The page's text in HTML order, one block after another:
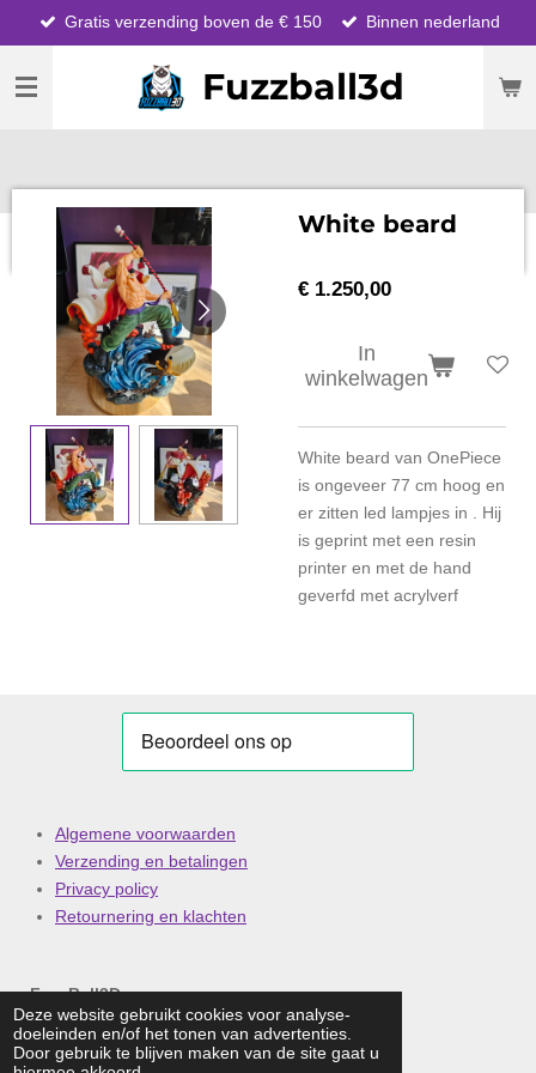
Deze website gebruikt cookies voor analyse-
doeleinden en/of het tonen van advertenties.
Door gebruik te blijven maken van de site gaat u
direct
naar
hoofdinhoud
Fuzzball3d
Gratis verzending boven de € 150 Binnen nederland
White beard
€ 1.250,00
In
winkelwagen
White beard van OnePiece
is ongeveer 77 cm hoog en
er zitten led lampjes in . Hij
is geprint met een resin
printer en met de hand
geverfd met acrylverf
Algemene voorwaarden
Verzending en betalingen
Privacy policy
Retournering en klachten
FuzzBall3D
Email: info@fuzzball3d.nl
Telefoonnummer: